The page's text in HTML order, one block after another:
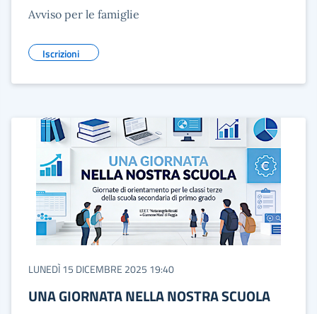
Avviso per le famiglie
Iscrizioni
LUNEDÌ 15 DICEMBRE 2025 19:40
UNA GIORNATA NELLA NOSTRA SCUOLA